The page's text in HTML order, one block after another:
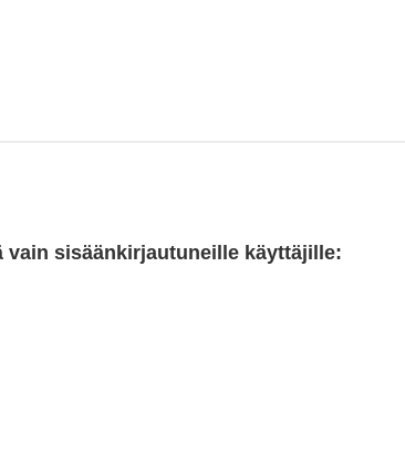
vain sisäänkirjautuneille käyttäjille: